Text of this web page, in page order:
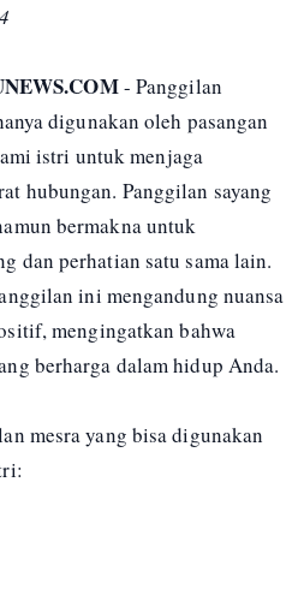
- Panggilan
digunakan oleh pasangan
istri untuk menjaga
hubungan. Panggilan sayang
bermakna untuk
dan perhatian satu sama lain.
ini mengandung nuansa
mengingatkan bahwa
berharga dalam hidup Anda.
mesra yang bisa digunakan